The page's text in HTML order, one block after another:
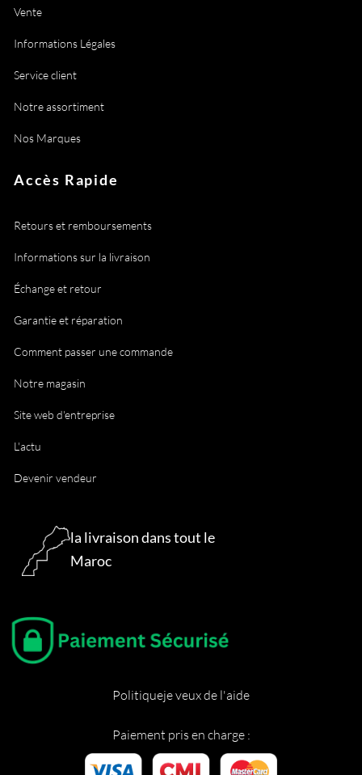
Vente
Informations Légales
Service client
Notre assortiment
Nos Marques
Accès Rapide
Retours et remboursements
Informations sur la livraison
Échange et retour
Garantie et réparation
Comment passer une commande
Notre magasin
Site web d'entreprise
L'actu
Devenir vendeur
la livraison dans tout le
Maroc
Paiement pris en charge :
Politiqueje veux de l'aide